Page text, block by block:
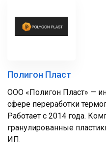
Полигон Пласт
ООО «Полигон Пласт» —
сфере переработки
Работает с 2014 года.
гранулированные
ИП.